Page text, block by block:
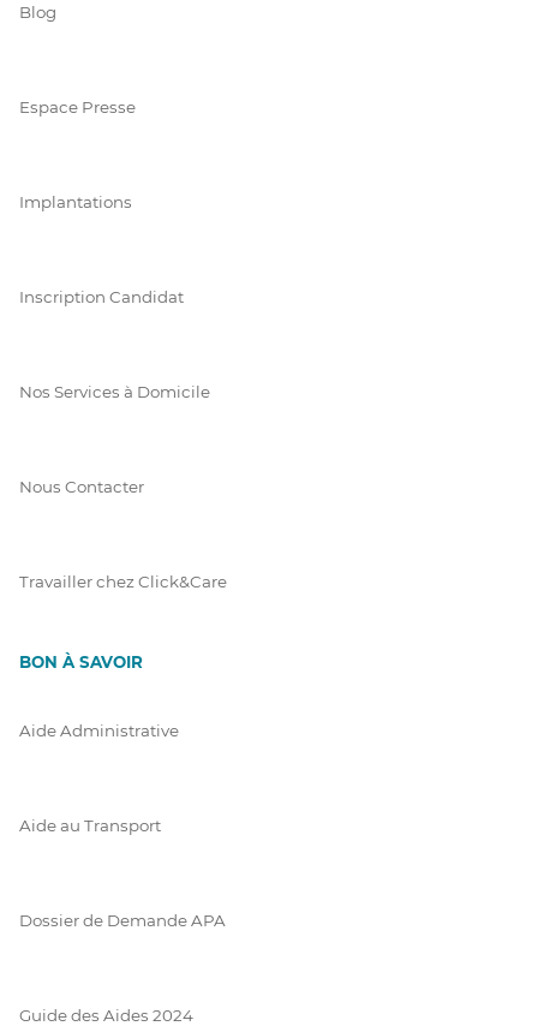
Blog
Espace Presse
Implantations
Inscription Candidat
Nos Services à Domicile
Nous Contacter
Travailler chez Click&Care
BON À SAVOIR
Aide Administrative
Aide au Transport
Dossier de Demande APA
Guide des Aides 2024